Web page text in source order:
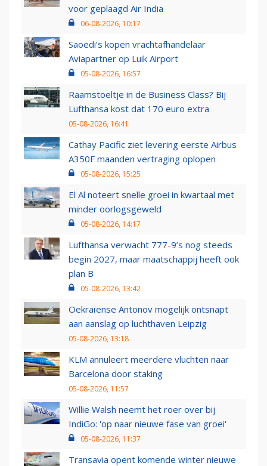
voor geplaagd Air India
06-08-2026, 10:17
Saoedi’s kopen vrachtafhandelaar
Aviapartner op Luik Airport
05-08-2026, 16:57
Raamstoeltje in de Business Class? Bij
Lufthansa kost dat 170 euro extra
05-08-2026, 16:41
Cathay Pacific ziet levering eerste Airbus
A350F maanden vertraging oplopen
05-08-2026, 15:25
El Al noteert snelle groei in kwartaal met
minder oorlogsgeweld
05-08-2026, 14:17
Lufthansa verwacht 777-9’s nog steeds
begin 2027, maar maatschappij heeft ook
plan B
05-08-2026, 13:42
Oekraïense Antonov mogelijk ontsnapt
aan aanslag op luchthaven Leipzig
05-08-2026, 13:18
KLM annuleert meerdere vluchten naar
Barcelona door staking
05-08-2026, 11:57
Willie Walsh neemt het roer over bij
IndiGo: 'op naar nieuwe fase van groei'
05-08-2026, 11:37
Transavia opent komende winter nieuwe